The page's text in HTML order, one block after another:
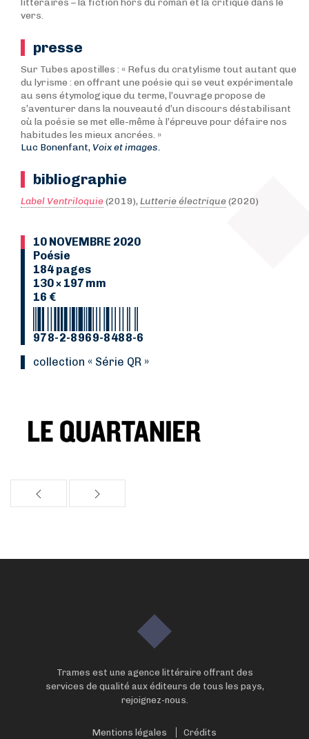
littéraires – la fiction hors du roman et la critique dans le
vers.
presse
Sur Tubes apostilles : « Refus du cratylisme tout autant que
du lyrisme : en offrant une poésie qui se veut expérimentale
au sens étymologique du terme, l’ouvrage propose de
s’aventurer dans la nouveauté d’un discours déstabilisant
où la poésie se met elle-même à l’épreuve pour défaire nos
habitudes les mieux ancrées. »
Luc Bonenfant, Voix et images.
bibliographie
Label Ventriloquie(2019), Lutterie électrique(2020)
10 NOVEMBRE 2020
Poésie
184 pages
130 × 197 mm
16 €
978-2-8969-8488-6
Collection « Série QR »
Trames est une agence littéraire offrant des
services de qualité aux éditeurs de tous les pays,
rejoignez-nous.
Mentions légales Crédits